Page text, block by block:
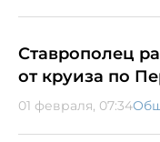
Ставрополец
от круиза по
01 февраля, 07:34